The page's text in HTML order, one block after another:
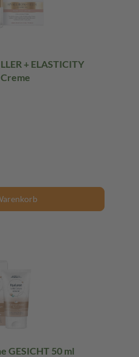
+ ELASTICITY
Creme
GESICHT 50 ml